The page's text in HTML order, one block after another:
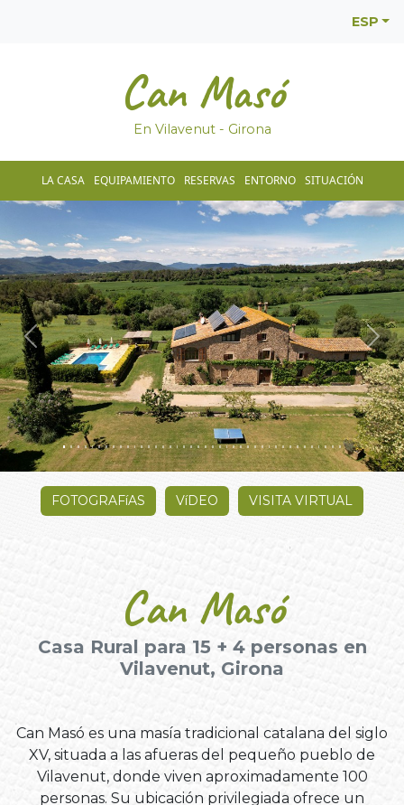
ESP
Can Masó
En Vilavenut - Girona
LA CASA EQUIPAMIENTO RESERVAS ENTORNO SITUACIÓN
Anterior
FOTOGRAFíAS VíDEO VISITA VIRTUAL
Can Masó
Casa Rural para 15 + 4 personas en
Vilavenut, Girona
Can Masó es una masía tradicional catalana del siglo
XV, situada a las afueras del pequeño pueblo de
Vilavenut, donde viven aproximadamente 100
personas. Su ubicación privilegiada ofrece un